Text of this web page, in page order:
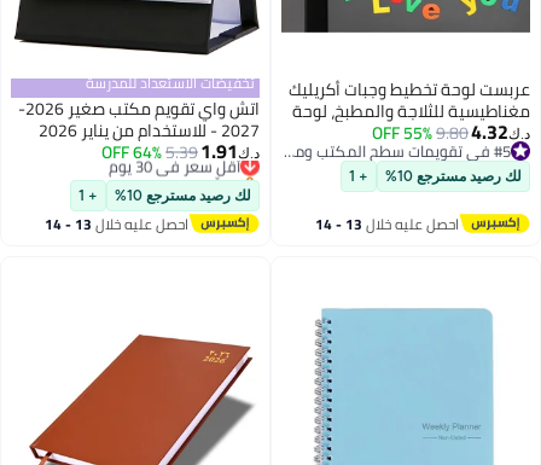
عربست لوحة تخطيط وجبات أكريليك
مغناطيسية للثلاجة والمطبخ، لوحة
تخطيط تقويم أسبوعي شفافة،
لوحة ملاحظات 3 في 1، مخطط
وجبات أكريليك مغناطيسي للثلاجة
مع 6 علامات (29.7 × 21 سم)
د.ك‏4.32
9.80
55% OFF
#5 في تقويمات سطح المكتب ومستلزماته
لك رصيد مسترجع 10% + 1
احصل عليه خلال 13 - 14
اغسطس
تخفيضات الاستعداد للمدرسة
اتش واي تقويم مكتب صغير 2026-
2027 - للاستخدام من يناير 2026
إلى يونيو 2027، تقويم مكتبي
تجليد بسلك مزدوج للاستخدام
المنزلي أو المكتبي (أسود)
د.ك‏1.91
5.39
64% OFFأقل سعر في 30 يوم
بتخلّص بسرعة
أقل سعر في 30 يوم
لك رصيد مسترجع 10% + 1
احصل عليه خلال 13 - 14
اغسطس